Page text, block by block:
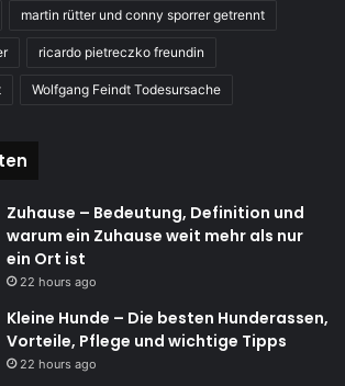
martin rütter und conny sporrer getrennt
ricardo pietreczko freundin
Wolfgang Feindt Todesursache
Zuhause – Bedeutung, Definition und
warum ein Zuhause weit mehr als nur
ein Ort ist
22 hours ago
Kleine Hunde – Die besten Hunderassen,
Vorteile, Pflege und wichtige Tipps
22 hours ago